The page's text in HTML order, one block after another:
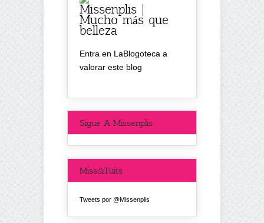
Missenplis |
Mucho más que
belleza
Entra en LaBlogoteca a
valorar este blog
Sigue A Missenplis
Miss&Tuits
Tweets por @Missenplis